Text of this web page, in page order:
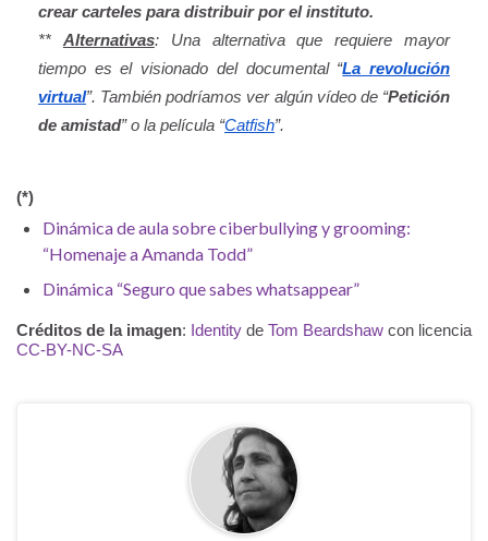
crear carteles para distribuir por el instituto.
** Alternativas: Una alternativa que requiere mayor
tiempo es el visionado del documental “La revolución
virtual”. También podríamos ver algún vídeo de “Petición
de amistad” o la película “Catfish”.
(*)
Dinámica de aula sobre ciberbullying y grooming:
“Homenaje a Amanda Todd”
Dinámica “Seguro que sabes whatsappear”
Créditos de la imagen: Identity de Tom Beardshaw con licencia
CC-BY-NC-SA